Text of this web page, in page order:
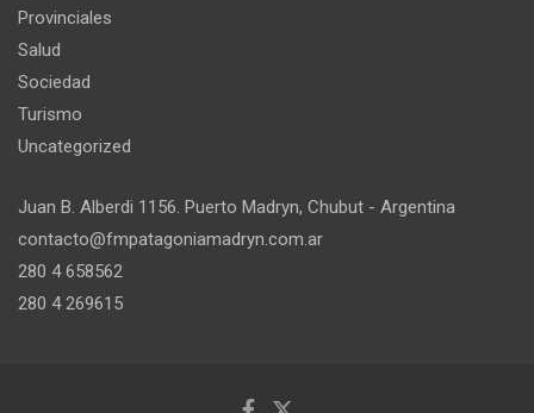
Provinciales
Salud
Sociedad
Turismo
Uncategorized
Juan B. Alberdi 1156. Puerto Madryn, Chubut - Argentina
contacto@fmpatagoniamadryn.com.ar
280 4 658562
280 4 269615